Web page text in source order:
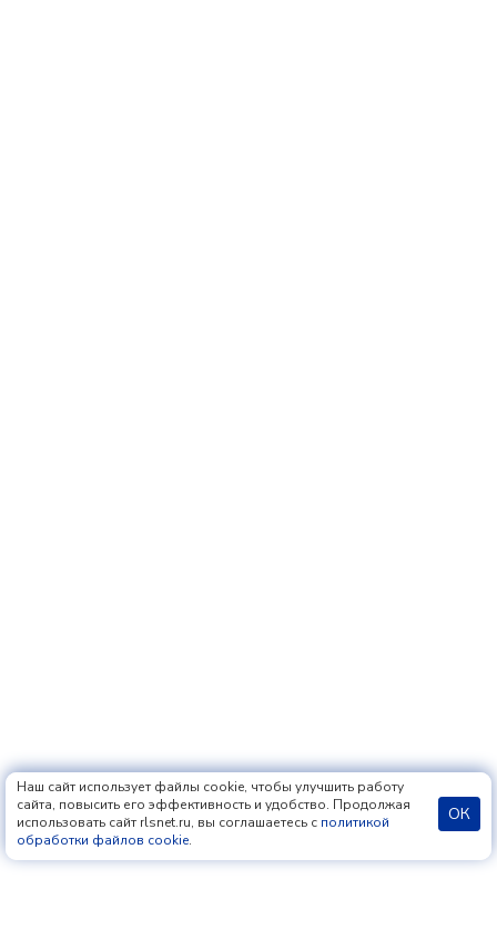
Наш сайт использует файлы cookie, чтобы улучшить работу
сайта, повысить его эффективность и удобство. Продолжая
использовать сайт rlsnet.ru, вы соглашаетесь с политикой
обработки файлов cookie.
ОК